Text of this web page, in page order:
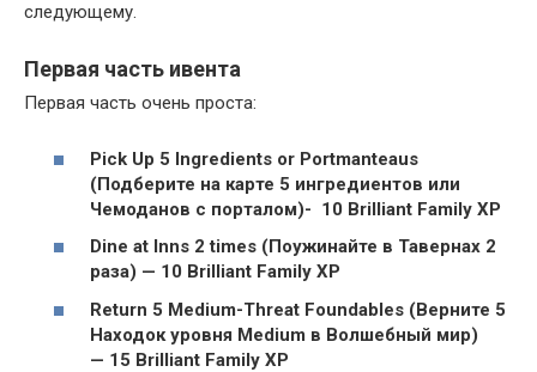
следующему.
Первая часть ивента
Первая часть очень проста:
Pick Up 5 Ingredients or Portmanteaus
(Подберите на карте 5 ингредиентов или
Чемоданов с порталом)- 10 Brilliant Family XP
Dine at Inns 2 times (Поужинайте в Тавернах 2
раза) — 10 Brilliant Family XP
Return 5 Medium-Threat Foundables (Верните 5
Находок уровня Medium в Волшебный мир)
— 15 Brilliant Family XP